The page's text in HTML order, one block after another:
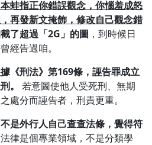
蛙指正你錯誤觀念，你惱羞成怒
再發新文掩飾，修改自己觀念錯
了超過「2G」的圖 ，到時候日
經告過咱。
《刑法》第169條，誣告罪成立
。 若意圖使他人受死刑、無期
處分而誣告者，刑責更重。
是外行人自己查查法條，覺得符
法律是個專業領域，不是分類學